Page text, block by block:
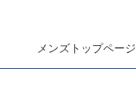
メンズトップページ